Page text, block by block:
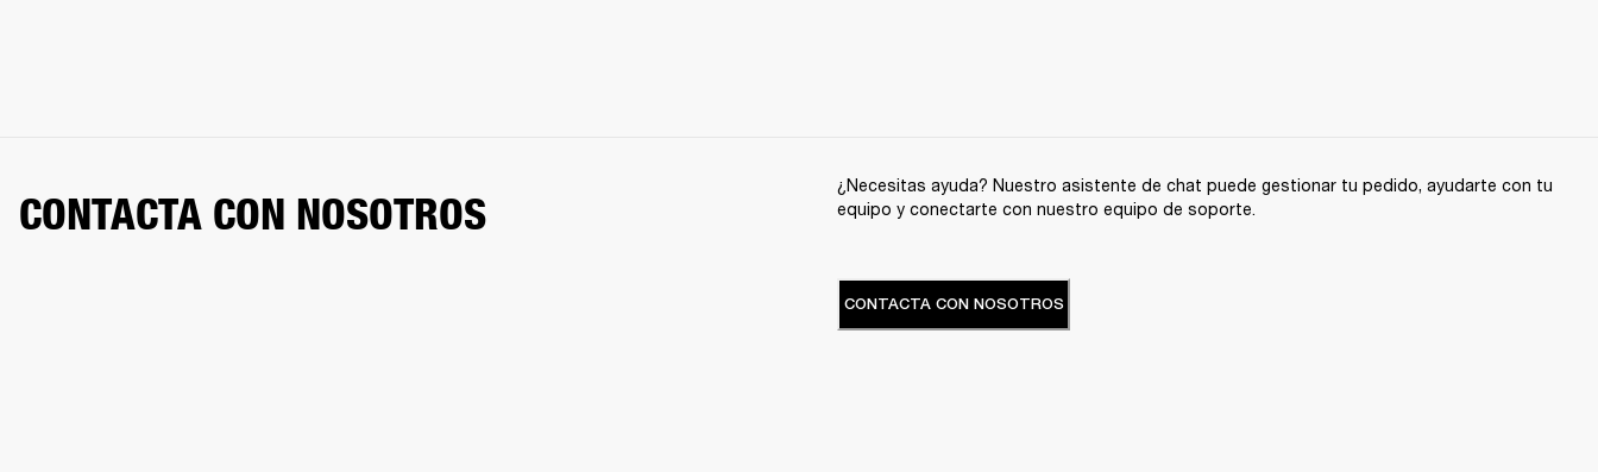
CONTACTA CON NOSOTROS
¿Necesitas ayuda? Nuestro asistente de chat puede gestionar tu pedido, ayudarte con tu
equipo y conectarte con nuestro equipo de soporte.
CONTACTA CON NOSOTROS